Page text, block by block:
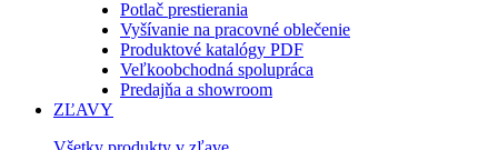
Potlač prestierania
Vyšívanie na pracovné oblečenie
Produktové katalógy PDF
Veľkoobchodná spolupráca
Predajňa a showroom
ZĽAVY